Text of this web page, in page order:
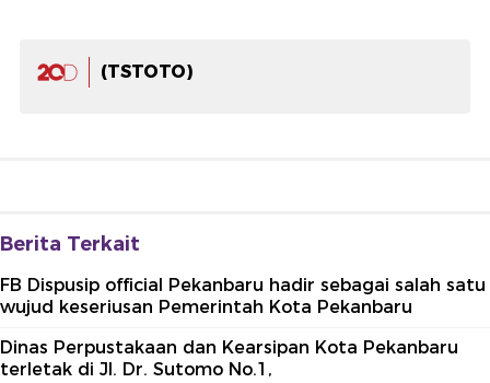
(TSTOTO)
Berita Terkait
FB Dispusip official Pekanbaru hadir sebagai salah satu
wujud keseriusan Pemerintah Kota Pekanbaru
Dinas Perpustakaan dan Kearsipan Kota Pekanbaru
terletak di Jl. Dr. Sutomo No.1,